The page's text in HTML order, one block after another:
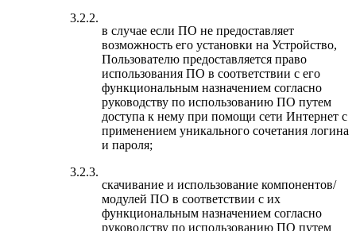
3.2.2.
в случае если ПО не предоставляет
возможность его установки на Устройство,
Пользователю предоставляется право
использования ПО в соответствии с его
функциональным назначением согласно
руководству по использованию ПО путем
доступа к нему при помощи сети Интернет с
применением уникального сочетания логина
и пароля;
3.2.3.
скачивание и использование компонентов/
модулей ПО в соответствии с их
функциональным назначением согласно
руководству по использованию ПО путем